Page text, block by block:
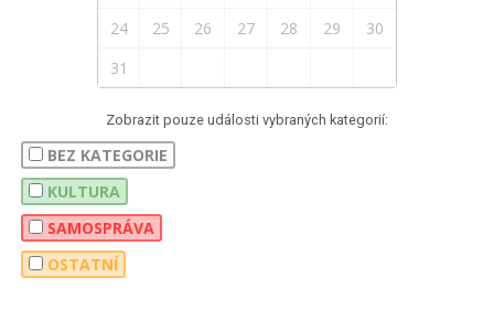
24
25 26 27 28 29
30
31
Zobrazit pouze události vybraných kategorií:
BEZ KATEGORIE
KULTURA
SAMOSPRÁVA
OSTATNÍ